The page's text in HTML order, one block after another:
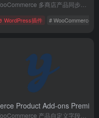
插件 # 电子商务
WordPress插件 # WooCommerce
插件- v3.5.0
Product Add-ons